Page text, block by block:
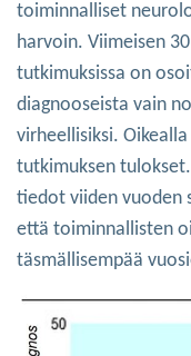
toiminnalliset
harvoin. Viimeisen
tutkimuksissa on
diagnooseista vain
virheellisiksi.
tutkimuksen
tiedot viiden vuoden
että toiminnallisten
täsmällisempää